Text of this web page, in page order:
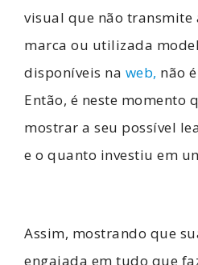
visual que não transmite
marca ou utilizada
disponíveis na web, não
Então, é neste momento
mostrar a seu possível
e o quanto investiu em
Assim, mostrando que
engajada em tudo que